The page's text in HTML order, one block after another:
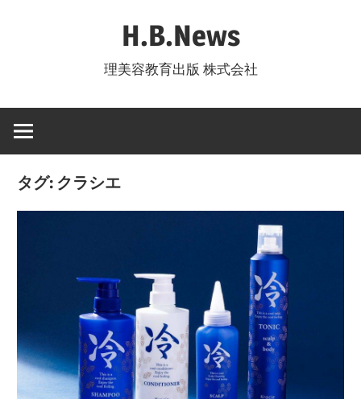
ツ
ス
H.B.News
理美容教育出版 株式会社
タグ: クラシエ